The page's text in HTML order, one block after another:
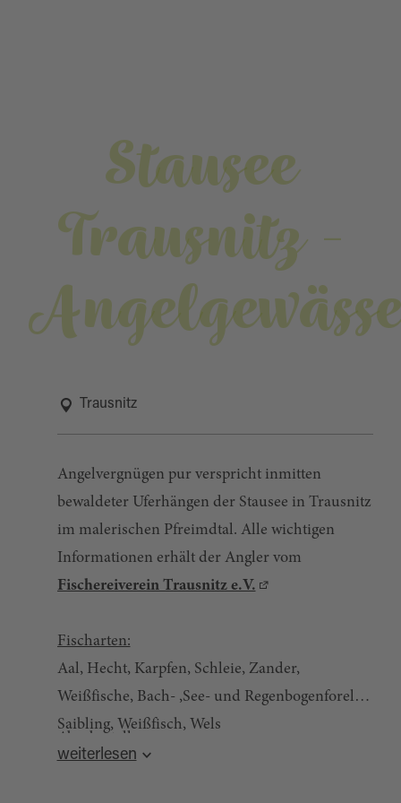
Stausee
Trausnitz -
Trausnitz
Angelvergnügen pur verspricht inmitten
bewaldeter Uferhängen der Stausee in Trausnitz
im malerischen Pfreimdtal. Alle wichtigen
Informationen erhält der Angler vom
Fischereiverein Trausnitz e.V.
Fischarten:
Aal, Hecht, Karpfen, Schleie, Zander,
Weißfische, Bach- ,See- und Regenbogenforelle,
Saibling, Weißfisch, Wels
Abgabestellen:
weiterlesen